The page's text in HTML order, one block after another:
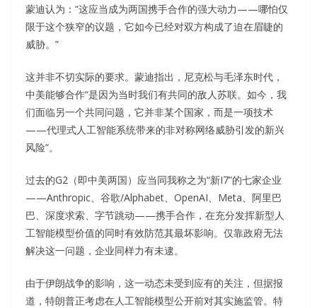
蒙迪认为：“这应当成为两国携手合作的强大动力——哪怕仅
限于这个狭窄的议题，它如今已经对双方构成了迫在眉睫的
威胁。”
这并非不切实际的要求。蒙迪指出，尼克松与毛泽东时代，
中美能够合作“是因为当时我们有共同的敌人苏联。如今，我
们面临另一个共同问题，它并非某个国家，而是一项技术
——代理式人工智能系统带来的非对称网络威胁引发的新兴
风险”。
过去的G2（即中美两国）应当同我称之为“新I7”的七家企业
——Anthropic、谷歌/Alphabet、OpenAI、Meta、阿里巴
巴、深度求索、字节跳动——携手合作，在充分发挥新型人
工智能模型价值的同时有效防范其最坏影响。仅靠政府无法
解决这一问题，企业同样力有未逮。
由于伊朗战争的影响，这一动态未受到应有的关注，但据报
道，特朗普正考虑在人工智能模型公开前对其实施监管。特